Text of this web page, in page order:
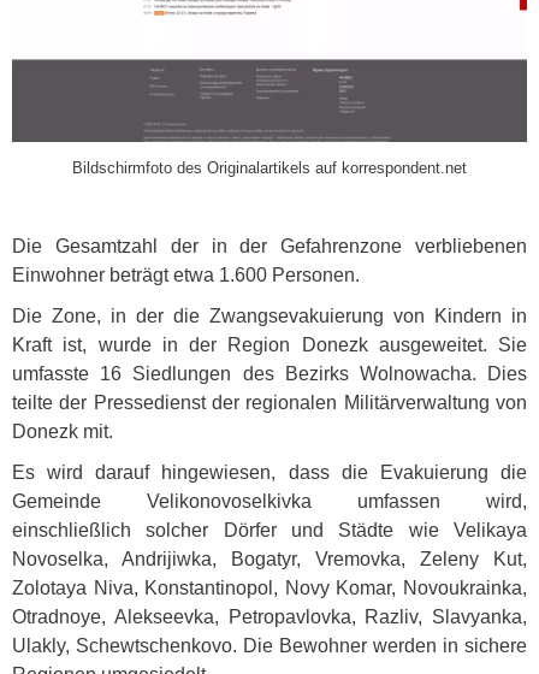
Bildschirmfoto des Originalartikels auf korrespondent.net
Die Gesamtzahl der in der Gefahrenzone verbliebenen
Einwohner beträgt etwa 1.600 Personen.
Die Zone, in der die Zwangsevakuierung von Kindern in
Kraft ist, wurde in der Region Donezk ausgeweitet. Sie
umfasste 16 Siedlungen des Bezirks Wolnowacha. Dies
teilte der Pressedienst der regionalen Militärverwaltung von
Donezk mit.
Es wird darauf hingewiesen, dass die Evakuierung die
Gemeinde Velikonovoselkivka umfassen wird,
einschließlich solcher Dörfer und Städte wie Velikaya
Novoselka, Andrijiwka, Bogatyr, Vremovka, Zeleny Kut,
Zolotaya Niva, Konstantinopol, Novy Komar, Novoukrainka,
Otradnoye, Alekseevka, Petropavlovka, Razliv, Slavyanka,
Ulakly, Schewtschenkovo. Die Bewohner werden in sichere